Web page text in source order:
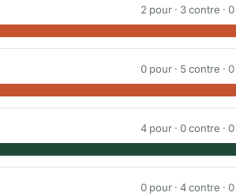
2 pour · 3contre · 0
0 pour · 5contre · 0
4 pour · 0contre · 0
0 pour · 4contre · 0